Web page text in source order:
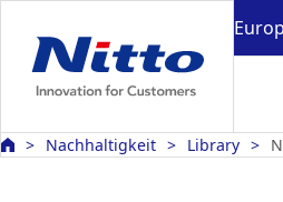
Nachhaltigkeit Library